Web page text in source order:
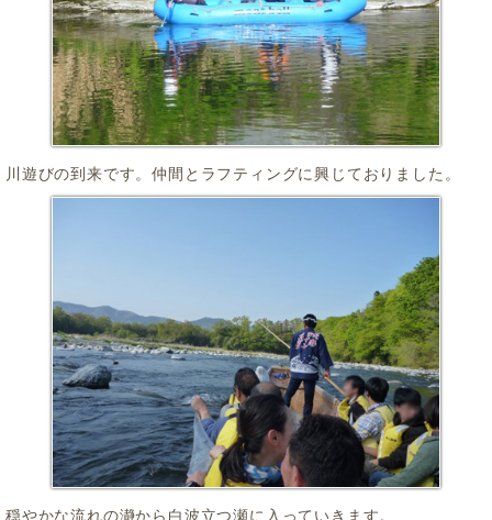
川遊びの到来です。仲間とラフティングに興じておりました。
穏やかな流れの瀞から白波立つ瀬に入っていきます。